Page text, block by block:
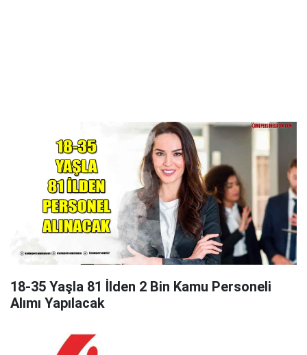
18-35 Yaşla 81 İlden 2 Bin Kamu Personeli
Alımı Yapılacak